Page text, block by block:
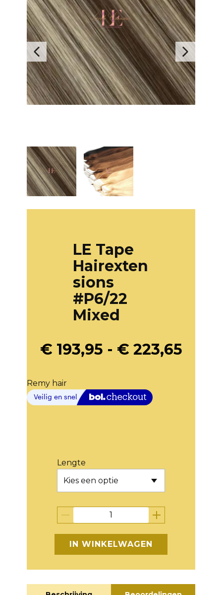
LE Tape
Hairexten
sions
#P6/22
Mixed
€ 193,95 - € 223,65
Remy hair
Lengte
IN WINKELWAGEN